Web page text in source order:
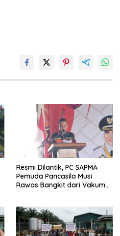
Resmi Dilantik, PC SAPMA
Pemuda Pancasila Musi
Rawas Bangkit dari Vakum